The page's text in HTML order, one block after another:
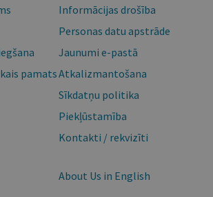
pamats
Informācijas drošība
Personas datu apstrāde
Jaunumi e-pastā
Atkalizmantošana
Sīkdatņu politika
Piekļūstamība
Kontakti / rekvizīti
About Us in English